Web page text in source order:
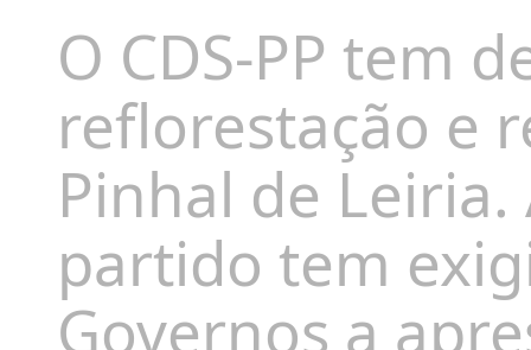
O CDS-PP tem
reflorestação e
Pinhal de Leiria
partido tem